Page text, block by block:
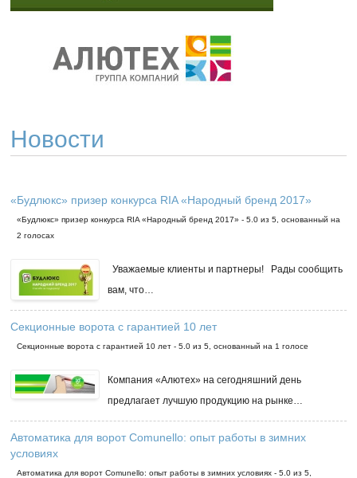
Новости
«Будлюкс» призер конкурса RIA «Народный бренд 2017»
«Будлюкс» призер конкурса RIA «Народный бренд 2017» - 5.0 из 5 , основанный на
2 голосах
Уважаемые клиенты и партнеры! Рады сообщить
вам, что…
Секционные ворота с гарантией 10 лет
Секционные ворота с гарантией 10 лет - 5.0 из 5 , основанный на 1 голосе
Компания «Алютех» на сегодняшний день
предлагает лучшую продукцию на рынке…
Автоматика для ворот Comunello: опыт работы в зимних
условиях
Автоматика для ворот Comunello: опыт работы в зимних условиях - 5.0 из 5